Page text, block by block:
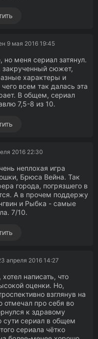
9 мая 2016 19:45
меня сериал затянул.
сюжет,
характеры и
всем так далась эта
В общем, сериал
7,5-8 из 10.
2016 22:30
неплохая игра
Брюса Вейна. Так
города, погрязшего в
А в прочем поддержу
и Рыбка - самые
7/10.
апреля 2016 14:27
написать, что
оценки. Но,
взглянув на
отмечал про себя во
к здравому
сути сериал в общем
сериала чётко